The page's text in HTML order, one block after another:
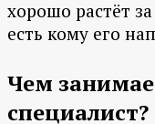
хорошо растёт
есть кому его
Чем
специалист?